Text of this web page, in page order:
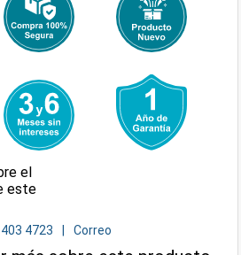
el
este
4723 Correo